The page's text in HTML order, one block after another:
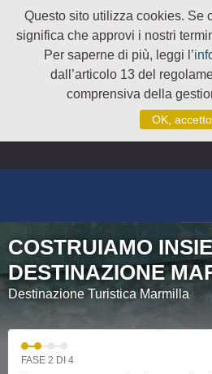
Questo sito utilizza cookies. Se
significa che approvi i nostri
Per saperne di più, leggi l’
dall’articolo 13 del
comprensiva della
OK, accetto
COSTRUIAMO
DESTINAZIONE
Destinazione Turistica Marmilla
FASE 2 DI 4